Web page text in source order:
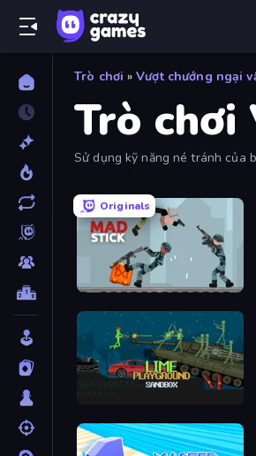
Trò chơi » Vượt chướng ngại
Trò
Sử dụng kỹ năng né tránh của
Originals
Mad Stick